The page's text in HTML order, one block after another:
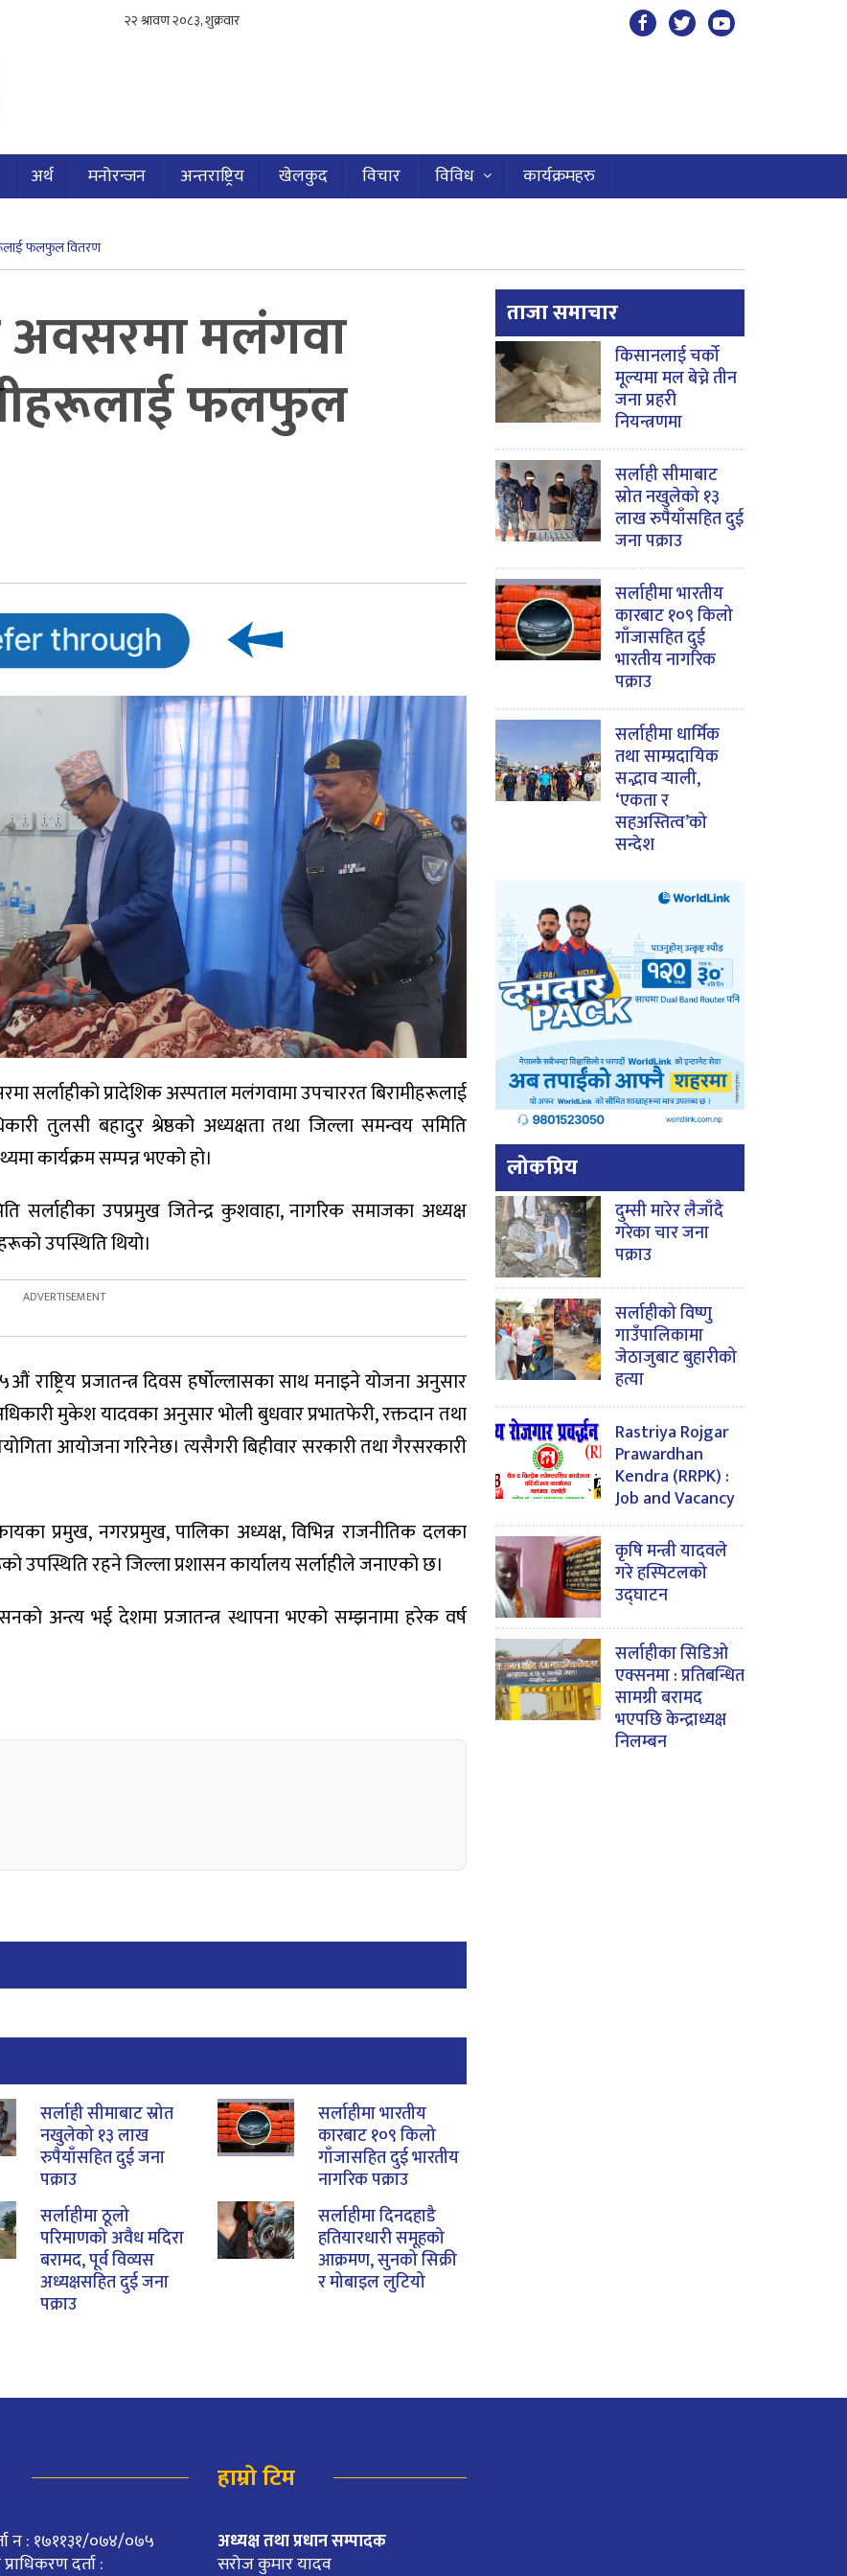
अर्थ मनोरन्जन अन्तराष्ट्रिय खेलकुद विचार विविध कार्यक्रमहरु
फलफुल वितरण
अवसरमा मलंगवा
फलफुल
सर्लाहीको प्रादेशिक अस्पताल मलंगवामा उपचाररत बिरामीहरूलाई
तुलसी बहादुर श्रेष्ठको अध्यक्षता तथा जिल्ला समन्वय समिति
कार्यक्रम सम्पन्न भएको हो।
उपप्रमुख जितेन्द्र कुशवाहा, नागरिक समाजका अध्यक्ष
उपस्थिति थियो।
प्रजातन्त्र दिवस हर्षोल्लासका साथ मनाइने योजना अनुसार
मुकेश यादवका अनुसार भोली बुधवार प्रभातफेरी, रक्तदान तथा
आयोजना गरिनेछ। त्यसैगरी बिहीवार सरकारी तथा गैरसरकारी
प्रमुख, नगरप्रमुख, पालिका अध्यक्ष, विभिन्न राजनीतिक दलका
उपस्थिति रहने जिल्ला प्रशासन कार्यालय सर्लाहीले जनाएको छ।
अन्त्य भई देशमा प्रजातन्त्र स्थापना भएको सम्झनामा हरेक वर्ष
सर्लाही सीमाबाट स्रोत
नखुलेको १३ लाख
रुपैयाँसहित दुई जना
पक्राउ
सर्लाहीमा भारतीय
कारबाट १०९ किलो
गाँजासहित दुई भारतीय
नागरिक पक्राउ
सर्लाहीमा ठूलो
परिमाणको अवैध मदिरा
बरामद, पूर्व विव्यस
अध्यक्षसहित दुई जना
पक्राउ
सर्लाहीमा दिनदहाडै
हतियारधारी समूहको
आक्रमण, सुनको सिक्री
र मोबाइल लुटियो
ताजा समाचार
किसानलाई चर्को
मूल्यमा मल बेच्ने तीन
जना प्रहरी
नियन्त्रणमा
सर्लाही सीमाबाट
स्रोत नखुलेको १३
लाख रुपैयाँसहित दुई
जना पक्राउ
सर्लाहीमा भारतीय
कारबाट १०९ किलो
गाँजासहित दुई
भारतीय नागरिक
पक्राउ
सर्लाहीमा धार्मिक
तथा साम्प्रदायिक
सद्भाव र्‍याली,
‘एकता र
सहअस्तित्व’को
सन्देश
लोकप्रिय
दुम्सी मारेर लैजाँदै
गरेका चार जना
पक्राउ
सर्लाहीको विष्णु
गाउँपालिकामा
जेठाजुबाट बुहारीको
हत्या
Rastriya Rojgar
Prawardhan
Kendra (RRPK) :
Job and Vacancy
कृषि मन्त्री यादवले
गरे हस्पिटलको
उद्घाटन
सर्लाहीका सिडिओ
एक्सनमा : प्रतिबन्धित
सामग्री बरामद
भएपछि केन्द्राध्यक्ष
निलम्बन
न : १७११३१/०७४/०७५
दर्ता :
हाम्रो टिम
अध्यक्ष तथा प्रधान सम्पादक
सरोज कुमार यादव